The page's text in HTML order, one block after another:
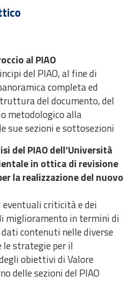
al PIAO
del PIAO, al fine di
completa ed
del documento, del
metodologico alla
sue sezioni e sottosezioni
del PIAO dell’Università
in ottica di revisione
la realizzazione del nuovo
criticità e dei
miglioramento in termini di
contenuti nelle diverse
le strategie per il
obiettivi di Valore
delle sezioni del PIAO